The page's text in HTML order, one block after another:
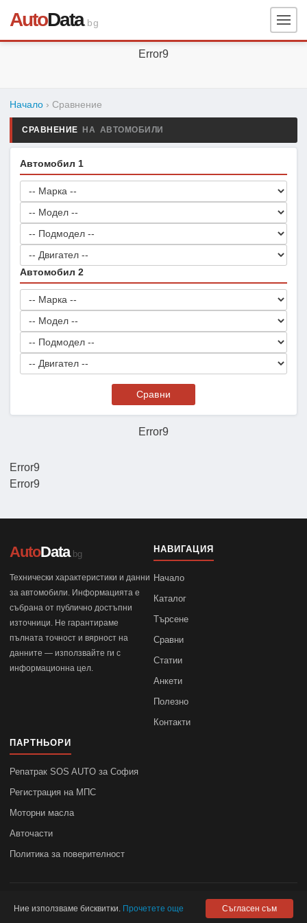
AutoData.bg
Error9
Error9
Начало › Сравнение
СРАВНЕНИЕ НА АВТОМОБИЛИ
Автомобил 1
Автомобил 2
Сравни
Error9
Error9
AutoData.bg
Технически характеристики и данни
за автомобили. Информацията е
събрана от публично достъпни
източници. Не гарантираме
пълната точност и вярност на
данните — използвайте ги с
информационна цел.
НАВИГАЦИЯ
Начало
Каталог
Търсене
Сравни
Статии
Анкети
Полезно
Контакти
ПАРТНЬОРИ
Репатрак SOS AUTO за София
Регистрация на МПС
Моторни масла
Авточасти
Политика за поверителност
autodata.bg не носи отговорност за точността на данните.
Ние използваме бисквитки. Прочетете още Съгласен съм